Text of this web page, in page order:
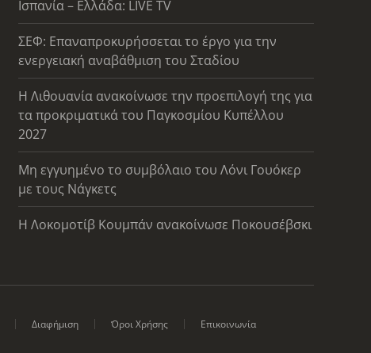
Ισπανία – Ελλάδα: LIVE TV
ΣΕΦ: Επαναπροκυρήσσεται το έργο για την
ενεργειακή αναβάθμιση του Σταδίου
Η Λιθουανία ανακοίνωσε την προεπιλογή της για
τα προκριματικά του Παγκοσμίου Κυπέλλου
2027
Μη εγγυημένο το συμβόλαιο του Λόνι Γουόκερ
με τους Νάγκετς
Η Λοκομοτίβ Κουμπάν ανακοίνωσε Ποκουσέβσκι
Διαφήμιση Όροι Χρήσης Επικοινωνία